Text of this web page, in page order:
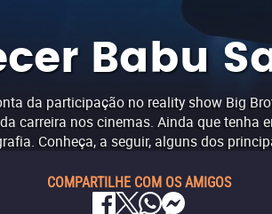
Babu
da participação no reality show Big
carreira nos cinemas. Ainda que tenha
Conheça, a seguir, alguns dos
COMPARTILHE COM OS AMIGOS